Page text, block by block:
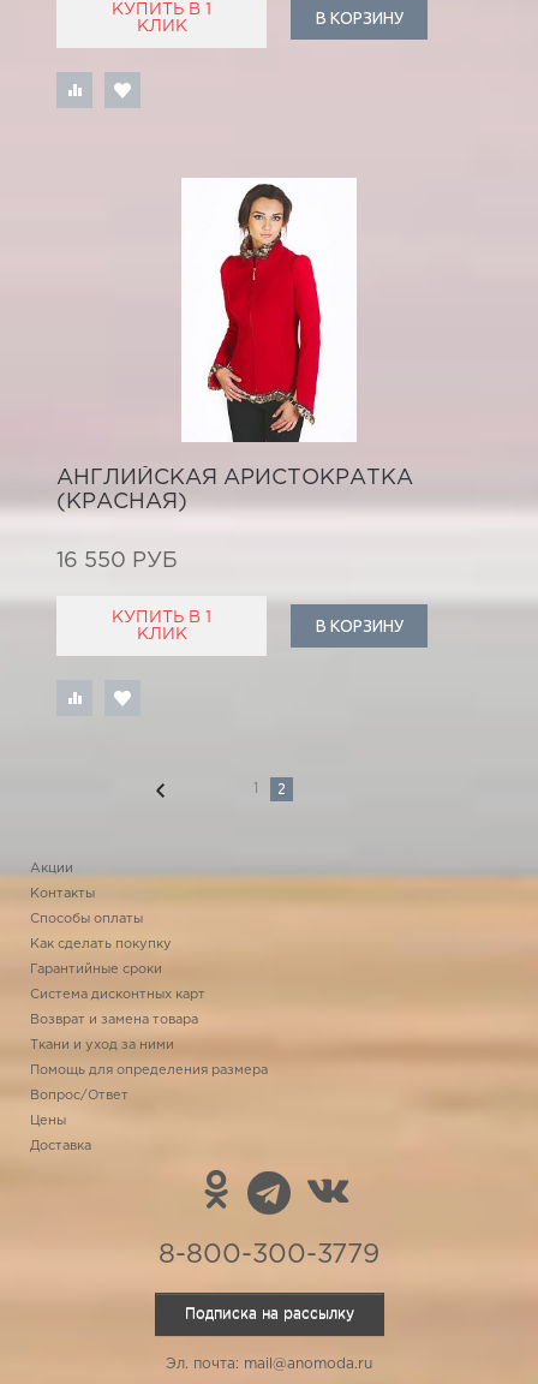
КУПИТЬ В 1
КЛИК
В КОРЗИНУ
АНГЛИЙСКАЯ АРИСТОКРАТКА
(КРАСНАЯ)
16 550 РУБ
КУПИТЬ В 1
КЛИК
В КОРЗИНУ
2
Акции
Контакты
Способы оплаты
Как сделать покупку
Гарантийные сроки
Система дисконтных карт
Возврат и замена товара
Ткани и уход за ними
Помощь для определения размера
Вопрос/Ответ
Цены
Доставка
8-800-300-3779
Подписка на рассылку
Эл. почта: mail@anomoda.ru